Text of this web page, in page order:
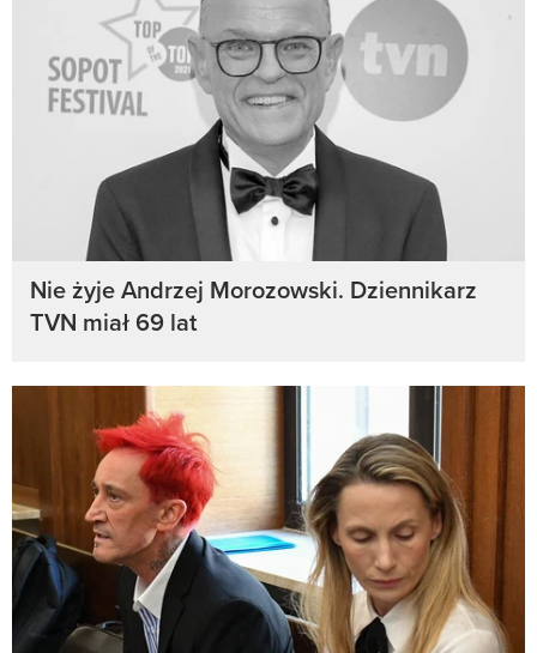
Nie żyje Andrzej Morozowski. Dziennikarz
TVN miał 69 lat